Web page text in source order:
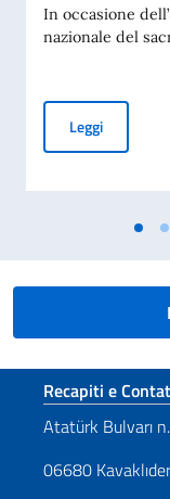
In occasione
nazionale del
Leggi
Sezione
Recapiti e
Atatürk Bulvarı
06680